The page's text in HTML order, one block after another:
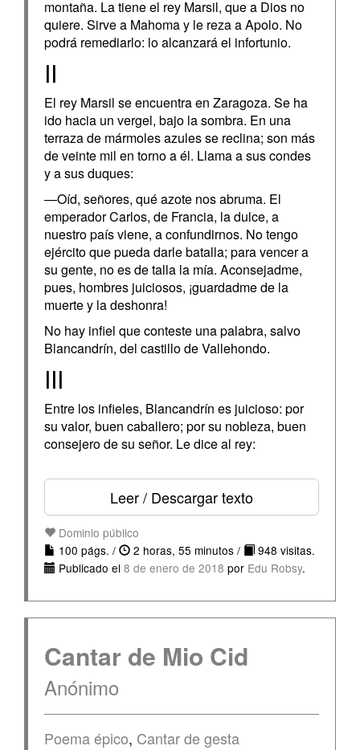
montaña. La tiene el rey Marsil, que a Dios no
quiere. Sirve a Mahoma y le reza a Apolo. No
podrá remediarlo: lo alcanzará el infortunio.
II
El rey Marsil se encuentra en Zaragoza. Se ha
ido hacia un vergel, bajo la sombra. En una
terraza de mármoles azules se reclina; son más
de veinte mil en torno a él. Llama a sus condes
y a sus duques:
—Oíd, señores, qué azote nos abruma. El
emperador Carlos, de Francia, la dulce, a
nuestro país viene, a confundirnos. No tengo
ejército que pueda darle batalla; para vencer a
su gente, no es de talla la mía. Aconsejadme,
pues, hombres juiciosos, ¡guardadme de la
muerte y la deshonra!
No hay infiel que conteste una palabra, salvo
Blancandrín, del castillo de Vallehondo.
III
Entre los infieles, Blancandrín es juicioso: por
su valor, buen caballero; por su nobleza, buen
consejero de su señor. Le dice al rey:
Leer / Descargar texto
Dominio público
100 págs. /
2 horas, 55 minutos /
948 visitas.
Publicado el 8 de enero de 2018 por Edu Robsy.
Cantar de Mio Cid
Anónimo
Poema épico, Cantar de gesta